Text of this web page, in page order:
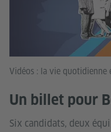
Vidéos : la vie quotidienne
Un billet pour
Six candidats, deux